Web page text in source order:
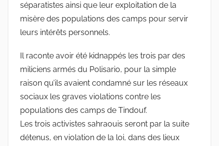
séparatistes ainsi que leur exploitation de la
misère des populations des camps pour servir
leurs intérêts personnels.
Il raconte avoir été kidnappés les trois par des
miliciens armés du Polisario, pour la simple
raison qu’ils avaient condamné sur les réseaux
sociaux les graves violations contre les
populations des camps de Tindouf.
Les trois activistes sahraouis seront par la suite
détenus, en violation de la loi, dans des lieux